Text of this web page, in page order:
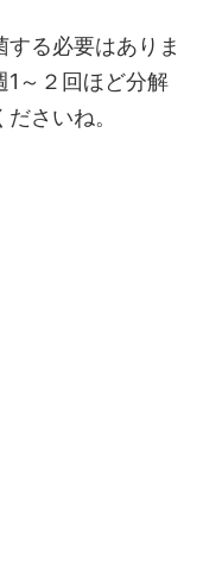
る必要はありま
1～２回ほど分解
さいね。